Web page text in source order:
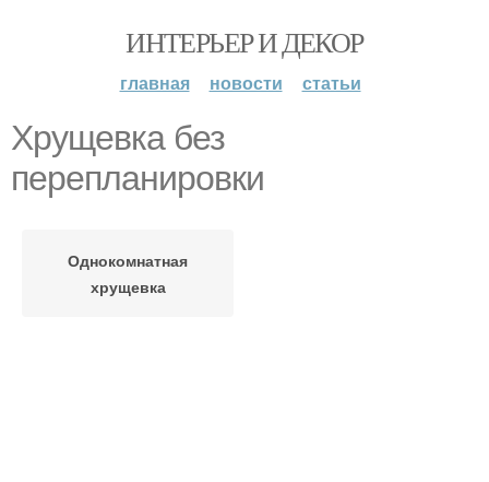
ИНТЕРЬЕР И ДЕКОР
главная новости статьи
Хрущевка без
перепланировки
Однокомнатная
хрущевка